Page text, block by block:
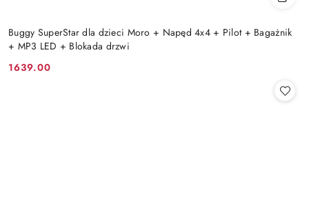
Buggy SuperStar dla dzieci Moro + Napęd 4x4 + Pilot + Bagażnik
+ MP3 LED + Blokada drzwi
Cena:
1639.00